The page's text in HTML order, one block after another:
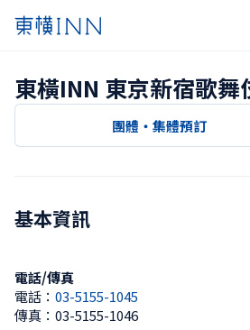
東橫INN 東京新宿歌舞
團體・集體預訂
基本資訊
電話/傳真
電話： 03-5155-1045
傳真： 03-5155-1046